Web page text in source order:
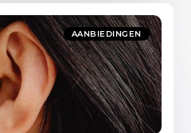
AANBIEDINGEN